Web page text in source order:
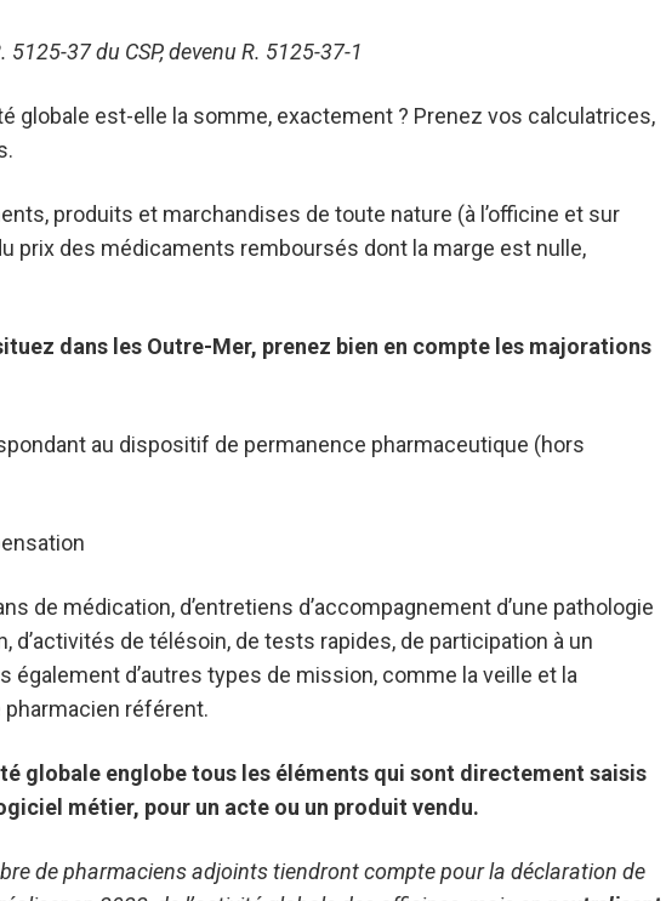
37 du CSP, devenu R. 5125-37-1
globale est-elle la somme, exactement ? Prenez vos calculatrices,
produits et marchandises de toute nature (à l’officine et sur
prix des médicaments remboursés dont la marge est nulle,
dans les Outre-Mer, prenez bien en compte les majorations
au dispositif de permanence pharmaceutique (hors
de médication, d’entretiens d’accompagnement d’une pathologie
d’activités de télésoin, de tests rapides, de participation à un
également d’autres types de mission, comme la veille et la
référent.
globale englobe tous les éléments qui sont directement saisis
métier, pour un acte ou un produit vendu.
de pharmaciens adjoints tiendront compte pour la déclaration de